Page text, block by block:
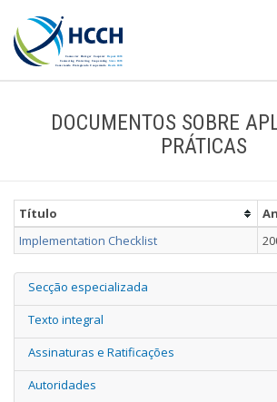
DOCUMENTOS SOBRE
PRÁTICAS
Título
Implementation Checklist
Secção especializada
Texto integral
Assinaturas e Ratificações
Autoridades